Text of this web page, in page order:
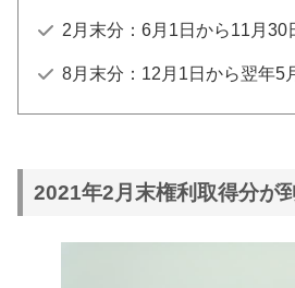
2月末分：6月1日から11月30
8月末分：12月1日から翌年5
2021年2月末権利取得分が